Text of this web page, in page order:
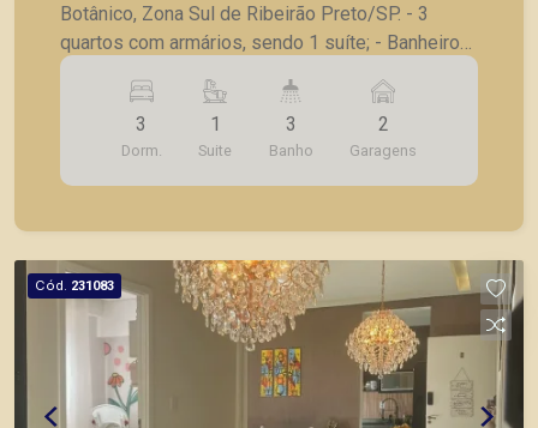
Botânico, Zona Sul de Ribeirão Preto/SP. - 3
quartos com armários, sendo 1 suíte; - Banheiro
social; - Sala para 2 ambientes com ventilador; -
Sacada; - Cozinha planejada; - Lavanderia; -
Banheiro de serviço; - 2 vagas de garagem
gaveta. A Piramid tem como objetivo atender
seus clientes com agilidade e segurança, em
Ribeirão Preto.
3
Dorm.
1
Suite
3
Banho
2
Garagens
Cód. 231083